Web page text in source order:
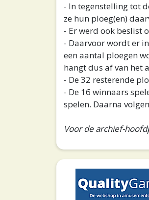
- In tegenstelling tot
ze hun ploeg(en)
- Er werd ook beslist
- Daarvoor wordt er
een aantal ploegen
hangt dus af van het
- De 32 resterende
- De 16 winnaars
spelen. Daarna
Voor de archief-